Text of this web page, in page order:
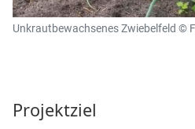
Unkrautbewachsenes Zwiebelfeld ©
Projektziel